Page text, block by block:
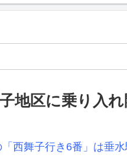
地区に乗り
「西舞子行き6番」は垂